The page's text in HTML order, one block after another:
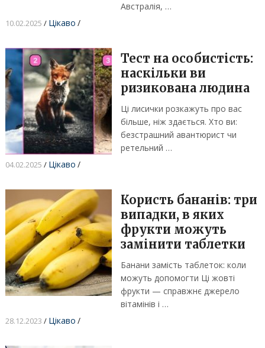
Австралія, …
10.02.2025 / Цікаво /
Тест на особистість:
наскільки ви
ризикована людина
Ці лисички розкажуть про вас
більше, ніж здається. Хто ви:
безстрашний авантюрист чи
ретельний …
04.02.2025 / Цікаво /
Користь бананів: три
випадки, в яких
фрукти можуть
замінити таблетки
Банани замість таблеток: коли
можуть допомогти Ці жовті
фрукти — справжнє джерело
вітамінів і …
28.12.2023 / Цікаво /